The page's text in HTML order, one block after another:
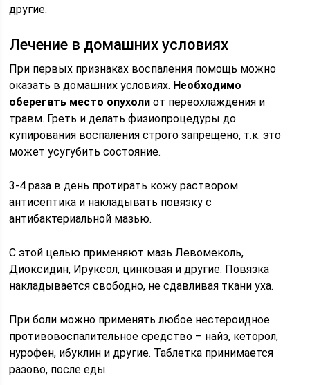
другие.
Лечение в домашних условиях
При первых признаках воспаления помощь можно
оказать в домашних условиях. Необходимо
оберегать место опухоли от переохлаждения и
травм. Греть и делать физиопроцедуры до
купирования воспаления строго запрещено, т.к. это
может усугубить состояние.
3-4 раза в день протирать кожу раствором
антисептика и накладывать повязку с
антибактериальной мазью.
С этой целью применяют мазь Левомеколь,
Диоксидин, Ируксол, цинковая и другие. Повязка
накладывается свободно, не сдавливая ткани уха.
При боли можно применять любое нестероидное
противовоспалительное средство – найз, кеторол,
нурофен, ибуклин и другие. Таблетка принимается
разово, после еды.